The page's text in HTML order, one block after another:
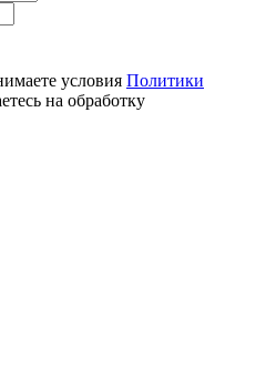
Техника Спорта СТАРТ
условия Политики
на обработку